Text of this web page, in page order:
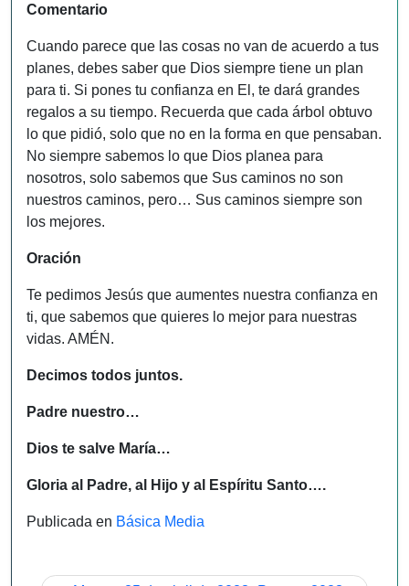
Comentario
Cuando parece que las cosas no van de acuerdo a tus
planes, debes saber que Dios siempre tiene un plan
para ti. Si pones tu confianza en El, te dará grandes
regalos a su tiempo. Recuerda que cada árbol obtuvo
lo que pidió, solo que no en la forma en que pensaban.
No siempre sabemos lo que Dios planea para
nosotros, solo sabemos que Sus caminos no son
nuestros caminos, pero… Sus caminos siempre son
los mejores.
Oración
Te pedimos Jesús que aumentes nuestra confianza en
ti, que sabemos que quieres lo mejor para nuestras
vidas. AMÉN.
Decimos todos juntos.
Padre nuestro…
Dios te salve María…
Gloria al Padre, al Hijo y al Espíritu Santo….
Publicada en Básica Media